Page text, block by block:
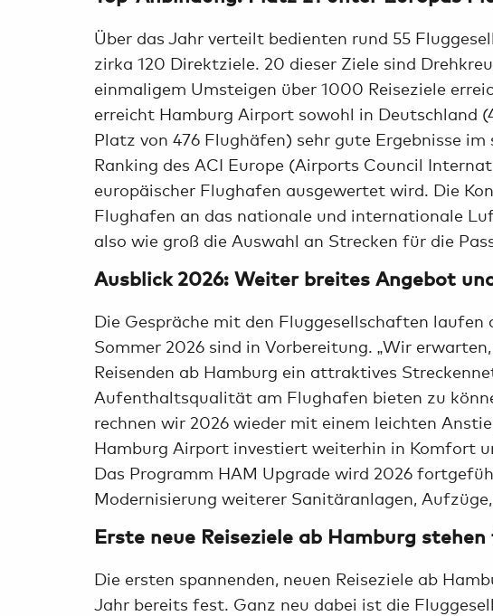
Über das Jahr verteilt bedienten rund 55
zirka 120 Direktziele. 20 dieser Ziele sind
einmaligem Umsteigen über 1000 Reiseziele
erreicht Hamburg Airport sowohl in Deutschland
Platz von 476 Flughäfen) sehr gute Ergebnisse
Ranking des ACI Europe (Airports Council
europäischer Flughafen ausgewertet wird. Die
Flughafen an das nationale und internationale
also wie groß die Auswahl an Strecken für die
Ausblick 2026: Weiter breites Angebot
Die Gespräche mit den Fluggesellschaften
Sommer 2026 sind in Vorbereitung. „Wir
Reisenden ab Hamburg ein attraktives
Aufenthaltsqualität am Flughafen bieten zu
rechnen wir 2026 wieder mit einem leichten
Hamburg Airport investiert weiterhin in Komfort
Das Programm HAM Upgrade wird 2026
Modernisierung weiterer Sanitäranlagen,
Erste neue Reiseziele ab Hamburg
Die ersten spannenden, neuen Reiseziele ab
Jahr bereits fest. Ganz neu dabei ist die